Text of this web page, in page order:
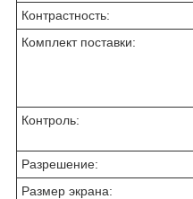
Контрастность:
Комплект поставки:
Контроль:
Разрешение:
Размер экрана: